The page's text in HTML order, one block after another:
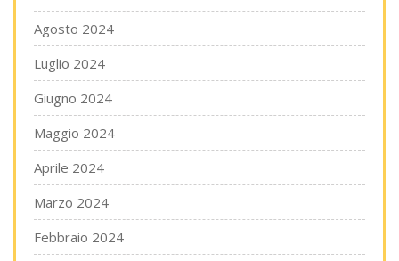
Agosto 2024
Luglio 2024
Giugno 2024
Maggio 2024
Aprile 2024
Marzo 2024
Febbraio 2024